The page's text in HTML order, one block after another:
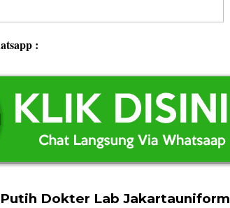
:
Putih Dokter Lab Jakartauniform